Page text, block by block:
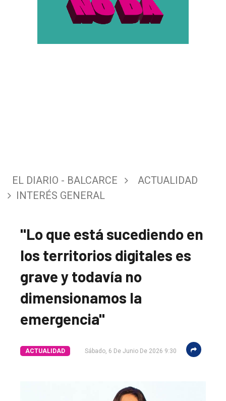
EL DIARIO - BALCARCE
ACTUALIDAD
INTERÉS GENERAL
"Lo que está sucediendo en
los territorios digitales es
grave y todavía no
dimensionamos la
emergencia"
ACTUALIDAD Sábado, 6 De Junio De 2026 9:30